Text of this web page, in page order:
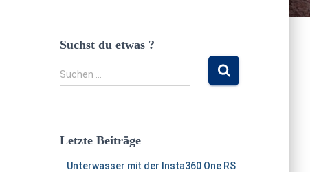
Suchst du etwas ?
S
u
n
Suchen …
Letzte Beiträge
Unterwasser mit der Insta360 One RS